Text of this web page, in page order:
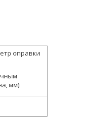
оправки
мм)